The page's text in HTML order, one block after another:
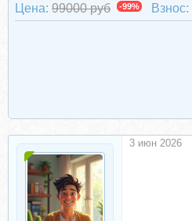
Цена: 99000 руб -99% Взнос:
3 июн 2026